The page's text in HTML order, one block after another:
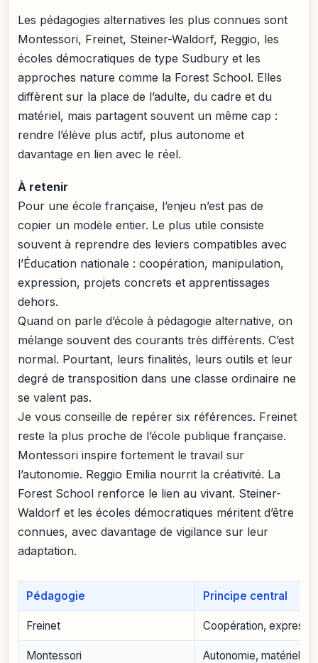
Les pédagogies alternatives les plus connues sont
Montessori, Freinet, Steiner-Waldorf, Reggio, les
écoles démocratiques de type Sudbury et les
approches nature comme la Forest School. Elles
diffèrent sur la place de l’adulte, du cadre et du
matériel, mais partagent souvent un même cap :
rendre l’élève plus actif, plus autonome et
davantage en lien avec le réel.
À retenir
Pour une école française, l’enjeu n’est pas de
copier un modèle entier. Le plus utile consiste
souvent à reprendre des leviers compatibles avec
l’Éducation nationale : coopération, manipulation,
expression, projets concrets et apprentissages
dehors.
Quand on parle d’école à pédagogie alternative, on
mélange souvent des courants très différents. C’est
normal. Pourtant, leurs finalités, leurs outils et leur
degré de transposition dans une classe ordinaire ne
se valent pas.
Je vous conseille de repérer six références. Freinet
reste la plus proche de l’école publique française.
Montessori inspire fortement le travail sur
l’autonomie. Reggio Emilia nourrit la créativité. La
Forest School renforce le lien au vivant. Steiner-
Waldorf et les écoles démocratiques méritent d’être
connues, avec davantage de vigilance sur leur
adaptation.
Pédagogie Principe central
Freinet Coopération,
Montessori Autonomie, matériel